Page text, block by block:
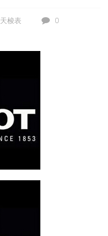
天梭表
0